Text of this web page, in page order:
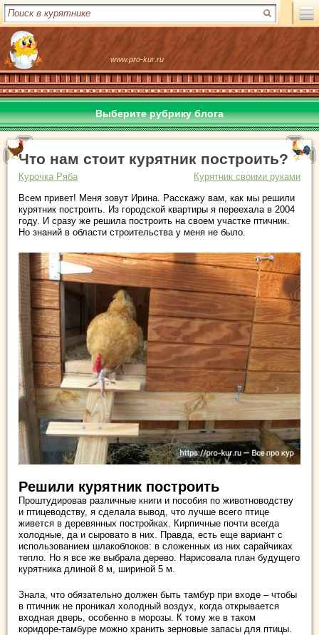
www.pro-kur.ru
Выберите рубрику блога
Что нам стоит курятник построить?
Курочка Ряба
Курятник своими руками
Всем привет! Меня зовут Ирина. Расскажу вам, как мы решили
курятник построить. Из городской квартиры я переехала в 2004
году. И сразу же решила построить на своем участке птичник.
Но знаний в области строительства у меня не было.
Решили курятник построить
Проштудировав различные книги и пособия по животноводству
и птицеводству, я сделала вывод, что лучше всего птице
живется в деревянных постройках. Кирпичные почти всегда
холодные, да и сыровато в них. Правда, есть еще вариант с
использованием шлакоблоков: в сложенных из них сарайчиках
тепло. Но я все же выбрала дерево. Нарисовала план будущего
курятника длиной 8 м, шириной 5 м.
Знала, что обязательно должен быть тамбур при входе – чтобы
в птичник не проникал холодный воздух, когда открывается
входная дверь, особенно в морозы. К тому же в таком
коридоре-тамбуре можно хранить зерновые запасы для птицы.